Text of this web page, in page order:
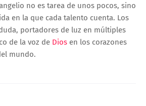
no es tarea de unos pocos, sino
en la que cada talento cuenta. Los
portadores de luz en múltiples
de la voz de Dios en los corazones
mundo.